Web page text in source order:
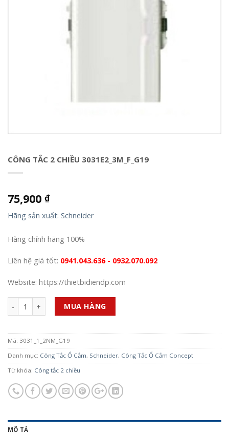
CÔNG TẮC 2 CHIỀU 3031E2_3M_F_G19
75,900 ₫
Hãng sản xuất: Schneider
Hàng chính hãng 100%
Liên hệ giá tốt: 0941.043.636 - 0932.070.092
Website: https://thietbidiendp.com
Số lượng MUA HÀNG
Mã: 3031_1_2NM_G19
Danh mục: Công Tắc Ổ Cắm, Schneider, Công Tắc Ổ Cắm Concept
Từ khóa: Công tắc 2 chiều
MÔ TẢ